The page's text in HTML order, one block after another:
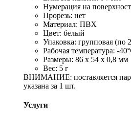
Нумерация на
Прорезь: нет
Материал: ПВХ
Цвет: белый
Упаковка: групповая (по
Рабочая температура: -
Размеры: 86 x 54 x 0,8 мм
Вес: 5 г
ВНИМАНИЕ: поставляется
указана за 1 шт.
Услуги